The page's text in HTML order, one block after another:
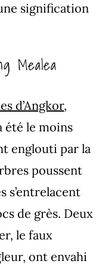
signification
Mealea
d’Angkor,
été le moins
englouti par la
poussent
s’entrelacent
de grès. Deux
le faux
ont envahi